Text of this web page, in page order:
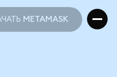
METAMASK